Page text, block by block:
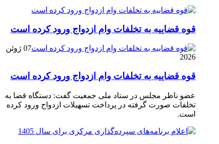
قوه قضاییه به تخلفات وام ازدواج ورود کرده است
07 ژوئن
2026
قوه قضاییه به تخلفات وام ازدواج ورود کرده است
عضو ناظر مجلس در ستاد ملی جمعیت گفت: دستگاه قضا به
تخلفات صورت گرفته در پرداخت تسهیلات ازدواج ورود کرده
است.